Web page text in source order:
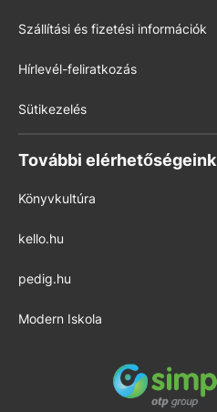
Szállítási és fizetési információk
Hírlevél-feliratkozás
Sütikezelés
További elérhetőségeink
Könyvkultúra
kello.hu
pedig.hu
Modern Iskola